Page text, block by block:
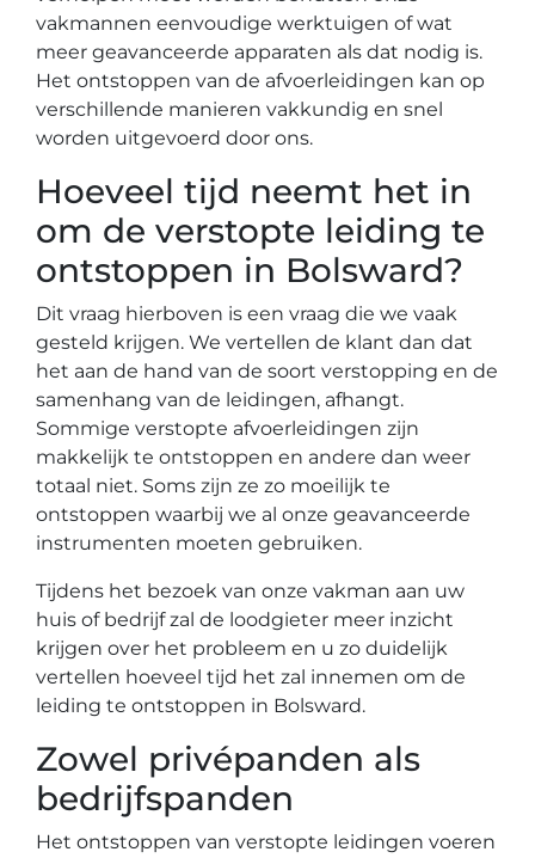
vakmannen eenvoudige werktuigen of wat
meer geavanceerde apparaten als dat nodig is.
Het ontstoppen van de afvoerleidingen kan op
verschillende manieren vakkundig en snel
worden uitgevoerd door ons.
Hoeveel tijd neemt het in
om de verstopte leiding te
ontstoppen in Bolsward?
Dit vraag hierboven is een vraag die we vaak
gesteld krijgen. We vertellen de klant dan dat
het aan de hand van de soort verstopping en de
samenhang van de leidingen, afhangt.
Sommige verstopte afvoerleidingen zijn
makkelijk te ontstoppen en andere dan weer
totaal niet. Soms zijn ze zo moeilijk te
ontstoppen waarbij we al onze geavanceerde
instrumenten moeten gebruiken.
Tijdens het bezoek van onze vakman aan uw
huis of bedrijf zal de loodgieter meer inzicht
krijgen over het probleem en u zo duidelijk
vertellen hoeveel tijd het zal innemen om de
leiding te ontstoppen in Bolsward.
Zowel privépanden als
bedrijfspanden
Het ontstoppen van verstopte leidingen voeren